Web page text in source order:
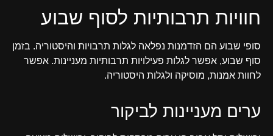
חוויות תרבותיות לסוף שבוע
סופי שבוע הם הזדמנות נפלאה לגלות תרבויות והיסטוריה. בזמן
סוף שבוע, אפשר לגלות פעילויות תרבותיות מעניינות. אפשר
לחוות אמנות, מוסיקה ולגלות היסטוריה.
ערים מעניינות לביקור